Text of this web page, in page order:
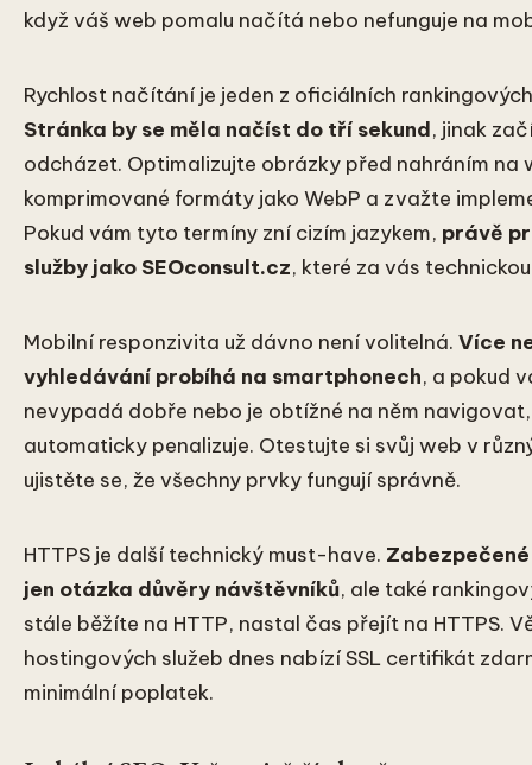
když váš web pomalu načítá nebo nefunguje na
Rychlost načítání je jeden z oficiálních
Stránka by se měla načíst do tří sekund, jinak
odcházet. Optimalizujte obrázky před nahráním na
komprimované formáty jako WebP a zvažte
Pokud vám tyto termíny zní cizím jazykem, právě
služby jako SEOconsult.cz, které za vás
Mobilní responzivita už dávno není volitelná. Více
vyhledávání probíhá na smartphonech, a pokud
nevypadá dobře nebo je obtížné na něm
automaticky penalizuje. Otestujte si svůj web v
ujistěte se, že všechny prvky fungují správně.
HTTPS je další technický must-have.
jen otázka důvěry návštěvníků, ale také
stále běžíte na HTTP, nastal čas přejít na HTTPS.
hostingových služeb dnes nabízí SSL certifikát
minimální poplatek.